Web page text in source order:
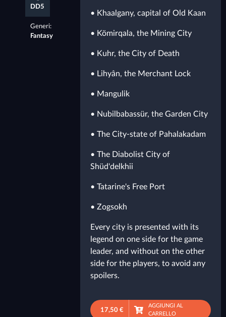
DD5
Generi:
Fantasy
• Khaalgany, capital of Old Kaan
• Kömirqala, the Mining City
• Kuhr, the City of Death
• Lihyân, the Merchant Lock
• Mangulik
• Nubilbabassür, the Garden City
• The City-state of Pahalakadam
• The Diabolist City of
Shüd'delkhii
• Tatarine's Free Port
• Zogsokh
Every city is presented with its
legend on one side for the game
leader, and without on the other
side for the players, to avoid any
spoilers.
17,50 €
AGGIUNGI AL
CARRELLO